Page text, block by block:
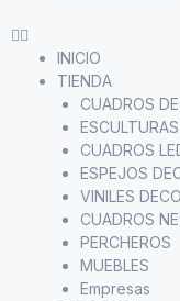
INICIO
TIENDA
CUADROS
ESCULTURAS
CUADROS
ESPEJOS
VINILES
CUADROS
PERCHEROS
MUEBLES
Empresas